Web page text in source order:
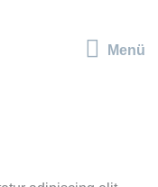
Menü
Menü